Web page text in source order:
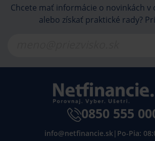
Chcete mať informácie o novinkách
alebo získať praktické rady?
0850 555
info@netfinancie.sk| Po-Pia: